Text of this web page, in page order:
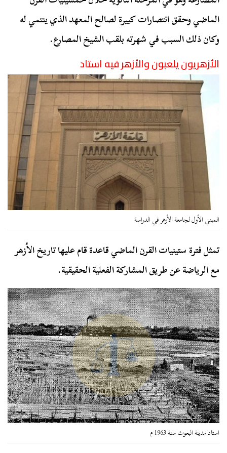
الماضي وحقق انتصارات كبيرة لصالح المعهد الذي ينتمي له
وكان ذلك السبب في شهرته بلقب الشيخ المصارع.
الأزهريون يلعبون والأزهر فيه استاد
المبنى الأول لجامعة الأزهر في الدراسة
تمثل فترة ستينيات القرن الماضي قاعدة قام عليها تاريخ الأزهر
مع الرياضة عن طريق المشاركة الفعلية الحقيقية.
استاد مدينة البعوث سنة 1963 م